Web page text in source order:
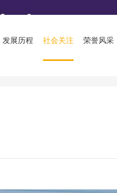
发展历程 社会关注 荣誉风采